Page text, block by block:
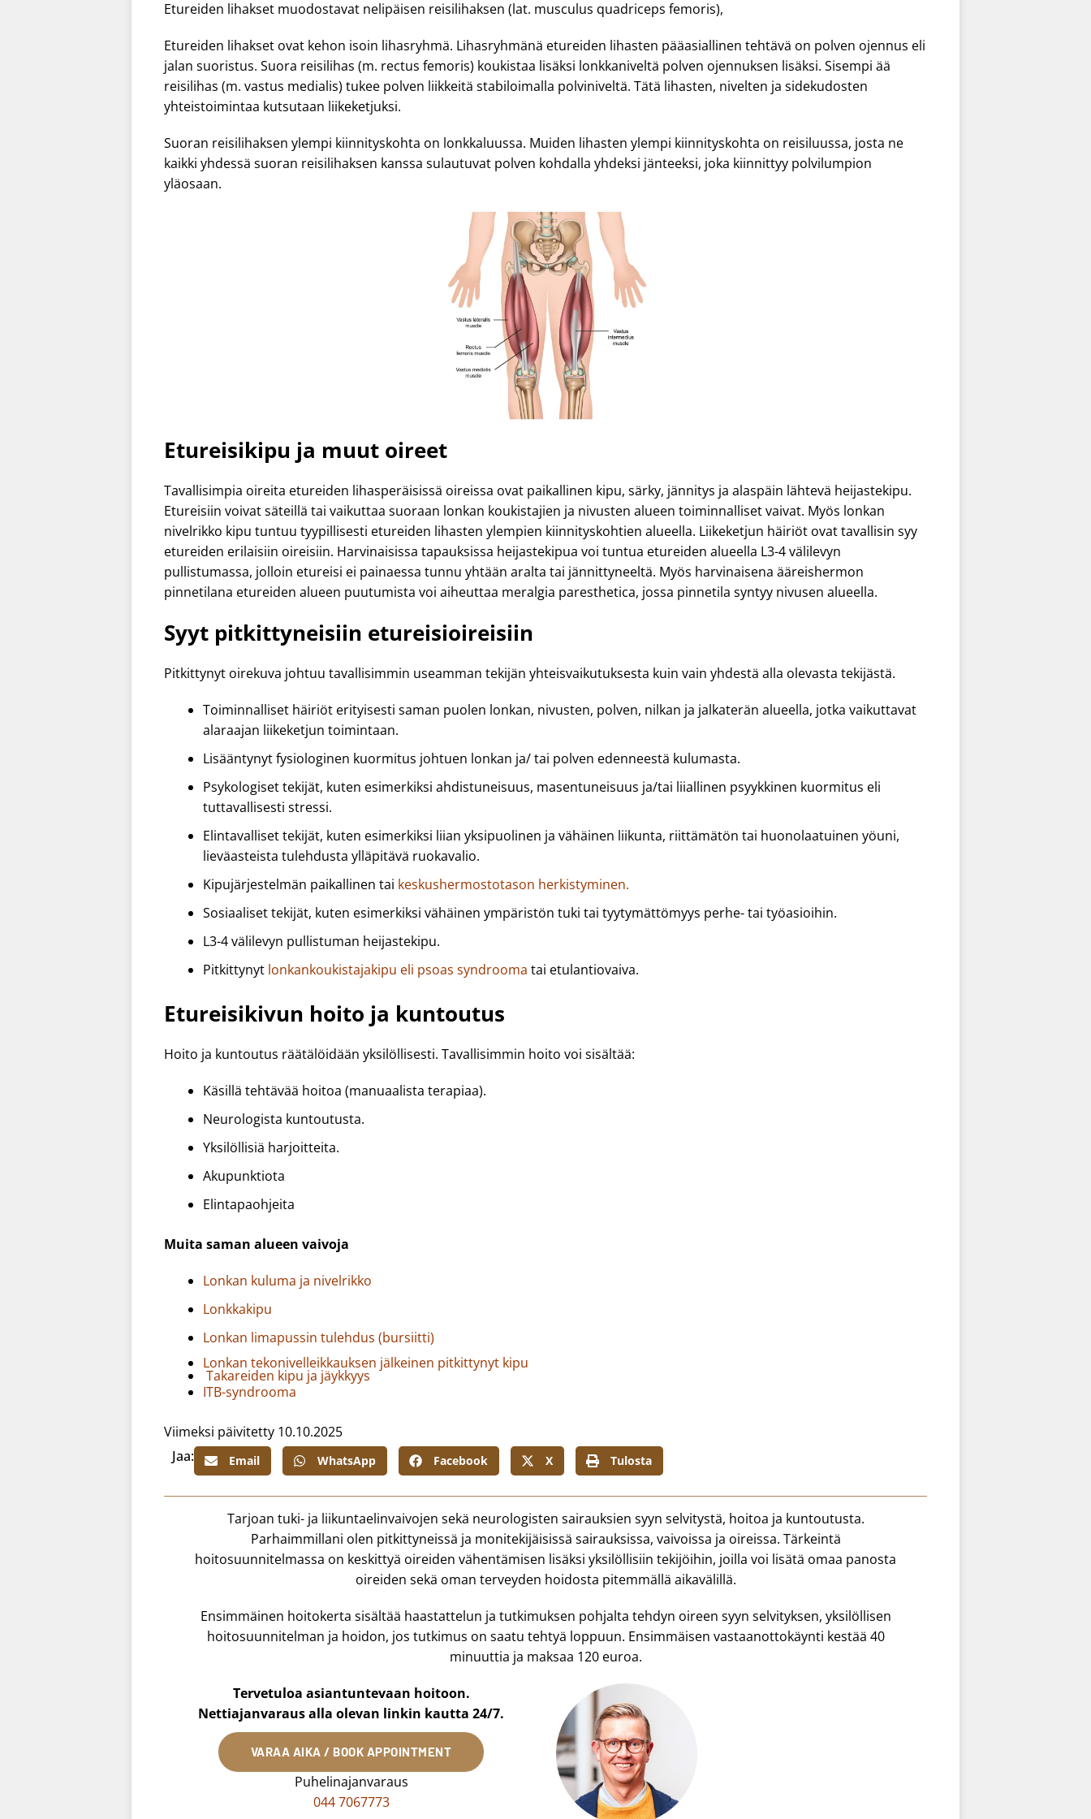
Etureiden lihakset muodostavat nelipäisen reisilihaksen (lat. musculus quadriceps femoris),
Etureiden lihakset ovat kehon isoin lihasryhmä. Lihasryhmänä etureiden lihasten pääasiallinen tehtävä on polven ojennus eli
jalan suoristus. Suora reisilihas (m. rectus femoris) koukistaa lisäksi lonkkaniveltä polven ojennuksen lisäksi. Sisempi ää
reisilihas (m. vastus medialis) tukee polven liikkeitä stabiloimalla polviniveltä. Tätä lihasten, nivelten ja sidekudosten
yhteistoimintaa kutsutaan liikeketjuksi.
Suoran reisilihaksen ylempi kiinnityskohta on lonkkaluussa. Muiden lihasten ylempi kiinnityskohta on reisiluussa, josta ne
kaikki yhdessä suoran reisilihaksen kanssa sulautuvat polven kohdalla yhdeksi jänteeksi, joka kiinnittyy polvilumpion
yläosaan.
Etureisikipu ja muut oireet
Tavallisimpia oireita etureiden lihasperäisissä oireissa ovat paikallinen kipu, särky, jännitys ja alaspäin lähtevä heijastekipu.
Etureisiin voivat säteillä tai vaikuttaa suoraan lonkan koukistajien ja nivusten alueen toiminnalliset vaivat. Myös lonkan
nivelrikko kipu tuntuu tyypillisesti etureiden lihasten ylempien kiinnityskohtien alueella. Liikeketjun häiriöt ovat tavallisin syy
etureiden erilaisiin oireisiin. Harvinaisissa tapauksissa heijastekipua voi tuntua etureiden alueella L3-4 välilevyn
pullistumassa, jolloin etureisi ei painaessa tunnu yhtään aralta tai jännittyneeltä. Myös harvinaisena ääreishermon
pinnetilana etureiden alueen puutumista voi aiheuttaa meralgia paresthetica, jossa pinnetila syntyy nivusen alueella.
Syyt pitkittyneisiin etureisioireisiin
Pitkittynyt oirekuva johtuu tavallisimmin useamman tekijän yhteisvaikutuksesta kuin vain yhdestä alla olevasta tekijästä.
Toiminnalliset häiriöt erityisesti saman puolen lonkan, nivusten, polven, nilkan ja jalkaterän alueella, jotka vaikuttavat
alaraajan liikeketjun toimintaan.
Lisääntynyt fysiologinen kuormitus johtuen lonkan ja/ tai polven edenneestä kulumasta.
Psykologiset tekijät, kuten esimerkiksi ahdistuneisuus, masentuneisuus ja/tai liiallinen psyykkinen kuormitus eli
tuttavallisesti stressi.
Elintavalliset tekijät, kuten esimerkiksi liian yksipuolinen ja vähäinen liikunta, riittämätön tai huonolaatuinen yöuni,
lieväasteista tulehdusta ylläpitävä ruokavalio.
Kipujärjestelmän paikallinen tai keskushermostotason herkistyminen.
Sosiaaliset tekijät, kuten esimerkiksi vähäinen ympäristön tuki tai tyytymättömyys perhe- tai työasioihin.
L3-4 välilevyn pullistuman heijastekipu.
Pitkittynyt lonkankoukistajakipu eli psoas syndrooma tai etulantiovaiva.
Etureisikivun hoito ja kuntoutus
Hoito ja kuntoutus räätälöidään yksilöllisesti. Tavallisimmin hoito voi sisältää:
Käsillä tehtävää hoitoa (manuaalista terapiaa).
Neurologista kuntoutusta.
Yksilöllisiä harjoitteita.
Akupunktiota
Elintapaohjeita
Muita saman alueen vaivoja
Lonkan kuluma ja nivelrikko
Lonkkakipu
Lonkan limapussin tulehdus (bursiitti)
Lonkan tekonivelleikkauksen jälkeinen pitkittynyt kipu
Takareiden kipu ja jäykkyys
ITB-syndrooma
Viimeksi päivitetty 10.10.2025
Jaa:
Email WhatsApp Facebook X Tulosta
Tarjoan tuki- ja liikuntaelinvaivojen sekä neurologisten sairauksien syyn selvitystä, hoitoa ja kuntoutusta.
Parhaimmillani olen pitkittyneissä ja monitekijäisissä sairauksissa, vaivoissa ja oireissa. Tärkeintä
hoitosuunnitelmassa on keskittyä oireiden vähentämisen lisäksi yksilöllisiin tekijöihin, joilla voi lisätä omaa panosta
oireiden sekä oman terveyden hoidosta pitemmällä aikavälillä.
Ensimmäinen hoitokerta sisältää haastattelun ja tutkimuksen pohjalta tehdyn oireen syyn selvityksen, yksilöllisen
hoitosuunnitelman ja hoidon, jos tutkimus on saatu tehtyä loppuun. Ensimmäisen vastaanottokäynti kestää 40
minuuttia ja maksaa 120 euroa.
Tervetuloa asiantuntevaan hoitoon.
Nettiajanvaraus alla olevan linkin kautta 24/7.
VARAA AIKA / BOOK APPOINTMENT
Puhelinajanvaraus
044 7067773